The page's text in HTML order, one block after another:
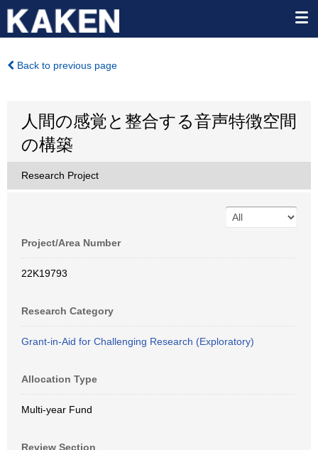
Back to previous page
人間の感覚と整合する音声特徴空間
の構築
Research Project
Project/Area Number
22K19793
Research Category
Grant-in-Aid for Challenging Research (Exploratory)
Allocation Type
Multi-year Fund
Review Section